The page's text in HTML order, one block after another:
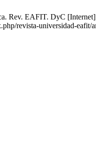
Rev. EAFIT. DyC
revista-universidad-eafit/